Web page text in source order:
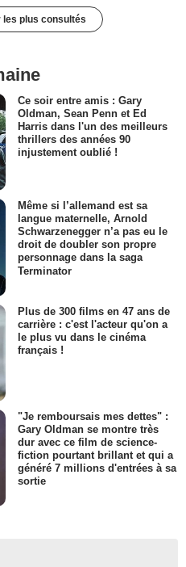
plus consultés
Ce soir entre amis : Gary
Oldman, Sean Penn et Ed
Harris dans l'un des meilleurs
thrillers des années 90
injustement oublié !
Même si l’allemand est sa
langue maternelle, Arnold
Schwarzenegger n’a pas eu le
droit de doubler son propre
personnage dans la saga
Terminator
Plus de 300 films en 47 ans de
carrière : c'est l'acteur qu'on a
le plus vu dans le cinéma
français !
"Je remboursais mes dettes" :
Gary Oldman se montre très
dur avec ce film de science-
fiction pourtant brillant et qui a
généré 7 millions d'entrées à sa
sortie